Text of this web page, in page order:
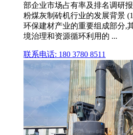
部企业市场占有率及排名调研
粉煤灰制砖机行业的发展背景
环保建材产业的重要组成部分,
境治理和资源循环利用的 ...
联系电话: 180 3780 8511